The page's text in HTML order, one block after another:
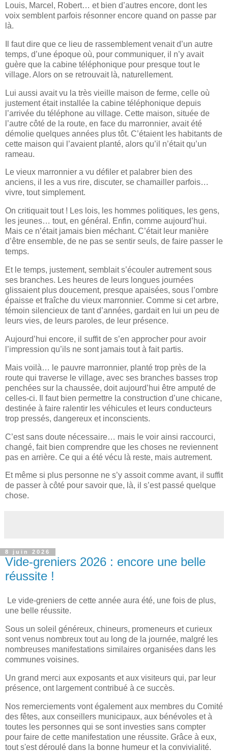
Louis, Marcel, Robert… et bien d’autres encore, dont les
voix semblent parfois résonner encore quand on passe par
là.
Il faut dire que ce lieu de rassemblement venait d’un autre
temps, d’une époque où, pour communiquer, il n’y avait
guère que la cabine téléphonique pour presque tout le
village. Alors on se retrouvait là, naturellement.
Lui aussi avait vu la très vieille maison de ferme, celle où
justement était installée la cabine téléphonique depuis
l’arrivée du téléphone au village. Cette maison, située de
l’autre côté de la route, en face du marronnier, avait été
démolie quelques années plus tôt. C’étaient les habitants de
cette maison qui l’avaient planté, alors qu’il n’était qu’un
rameau.
Le vieux marronnier a vu défiler et palabrer bien des
anciens, il les a vus rire, discuter, se chamailler parfois…
vivre, tout simplement.
On critiquait tout ! Les lois, les hommes politiques, les gens,
les jeunes… tout, en général. Enfin, comme aujourd’hui.
Mais ce n’était jamais bien méchant. C’était leur manière
d’être ensemble, de ne pas se sentir seuls, de faire passer le
temps.
Et le temps, justement, semblait s’écouler autrement sous
ses branches. Les heures de leurs longues journées
glissaient plus doucement, presque apaisées, sous l’ombre
épaisse et fraîche du vieux marronnier. Comme si cet arbre,
témoin silencieux de tant d’années, gardait en lui un peu de
leurs vies, de leurs paroles, de leur présence.
Aujourd’hui encore, il suffit de s’en approcher pour avoir
l’impression qu’ils ne sont jamais tout à fait partis.
Mais voilà… le pauvre marronnier, planté trop près de la
route qui traverse le village, avec ses branches basses trop
penchées sur la chaussée, doit aujourd’hui être amputé de
celles-ci. Il faut bien permettre la construction d’une chicane,
destinée à faire ralentir les véhicules et leurs conducteurs
trop pressés, dangereux et inconscients.
C’est sans doute nécessaire… mais le voir ainsi raccourci,
changé, fait bien comprendre que les choses ne reviennent
pas en arrière. Ce qui a été vécu là reste, mais autrement.
Et même si plus personne ne s’y assoit comme avant, il suffit
de passer à côté pour savoir que, là, il s’est passé quelque
chose.
8 juin 2026
Vide-greniers 2026 : encore une belle
réussite !
Le vide-greniers de cette année aura été, une fois de plus,
une belle réussite.
Sous un soleil généreux, chineurs, promeneurs et curieux
sont venus nombreux tout au long de la journée, malgré les
nombreuses manifestations similaires organisées dans les
communes voisines.
Un grand merci aux exposants et aux visiteurs qui, par leur
présence, ont largement contribué à ce succès.
Nos remerciements vont également aux membres du Comité
des fêtes, aux conseillers municipaux, aux bénévoles et à
toutes les personnes qui se sont investies sans compter
pour faire de cette manifestation une réussite. Grâce à eux,
tout s'est déroulé dans la bonne humeur et la convivialité.